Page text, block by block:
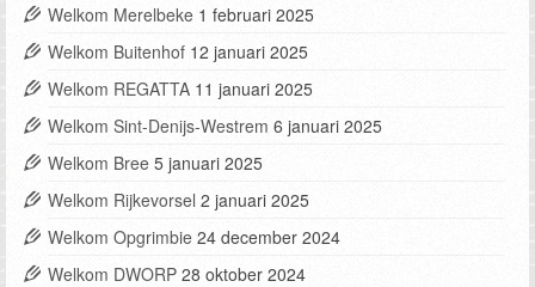
Welkom Merelbeke 1 februari 2025
Welkom Buitenhof 12 januari 2025
Welkom REGATTA 11 januari 2025
Welkom Sint-Denijs-Westrem 6 januari 2025
Welkom Bree 5 januari 2025
Welkom Rijkevorsel 2 januari 2025
Welkom Opgrimbie 24 december 2024
Welkom DWORP 28 oktober 2024